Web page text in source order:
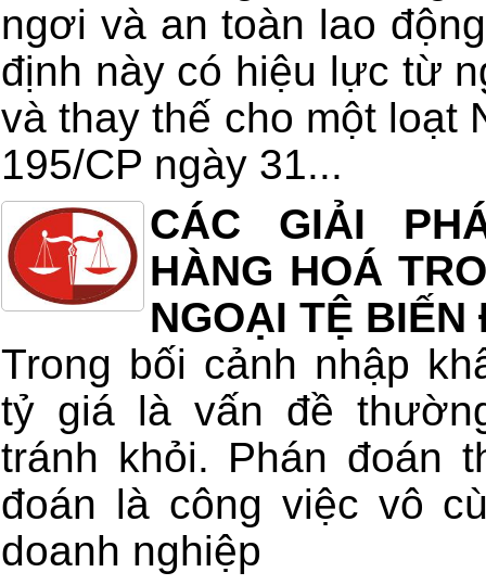
ngơi và an toàn lao
định này có hiệu lực từ
và thay thế cho một loạt
195/CP ngày 31...
CÁC GIẢI
HÀNG HOÁ
NGOẠI TỆ BIẾN
Trong bối cảnh nhập
tỷ giá là vấn đề
tránh khỏi. Phán đoán
đoán là công việc vô
doanh nghiệp